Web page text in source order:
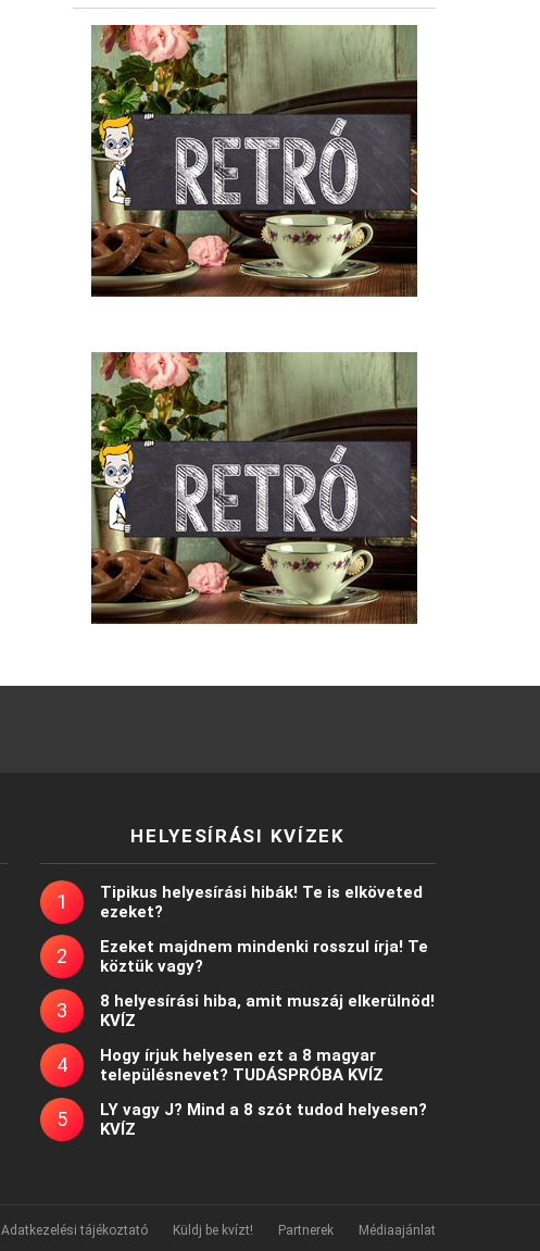
HELYESÍRÁSI KVÍZEK
Tipikus helyesírási hibák! Te is elköveted
ezeket?
Ezeket majdnem mindenki rosszul írja! Te
köztük vagy?
8 helyesírási hiba, amit muszáj elkerülnöd!
KVÍZ
Hogy írjuk helyesen ezt a 8 magyar
településnevet? TUDÁSPRÓBA KVÍZ
LY vagy J? Mind a 8 szót tudod helyesen?
KVÍZ
Adatkezelési tájékoztató Küldj be kvízt! Partnerek Médiaajánlat